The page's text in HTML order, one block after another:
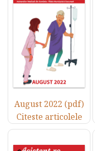
August 2022 (pdf)
Citeste articolele